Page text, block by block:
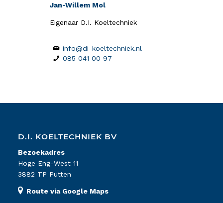
Jan-Willem Mol
Eigenaar D.I. Koeltechniek
info@di-koeltechniek.nl
085 041 00 97
D.I. KOELTECHNIEK BV
Bezoekadres
Hoge Eng-West 11
3882 TP Putten
Route via Google Maps